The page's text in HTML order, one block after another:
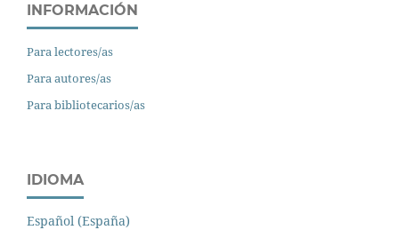
INFORMACIÓN
Para lectores/as
Para autores/as
Para bibliotecarios/as
IDIOMA
Español (España)